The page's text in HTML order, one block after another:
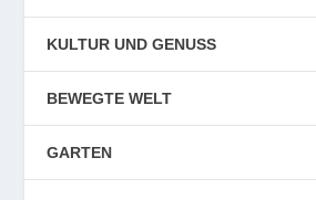
KULTUR UND GENUSS
BEWEGTE WELT
GARTEN